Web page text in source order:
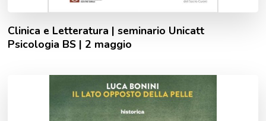
Clinica e Letteratura | seminario Unicatt
Psicologia BS | 2 maggio